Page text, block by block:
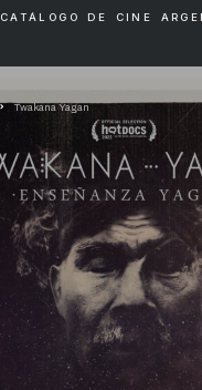
CATÁLOGO DE CINE
Twakana Yagan